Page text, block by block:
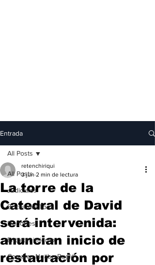
Entrada
All Posts
Judiciales
Bocas del Toro
Deportes
Entretenimiento
Comarca Ngäbe-Buglé
All Posts
La torre de la
Catedral de David
será intervenida:
anuncian inicio de
restauración por
retenchiriqui
3 jun 2 min de lectura